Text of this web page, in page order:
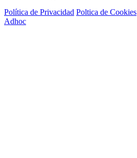
Política de Privacidad Poltica de Cookies
Adhoc